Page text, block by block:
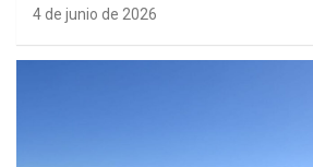
4 de junio de 2026